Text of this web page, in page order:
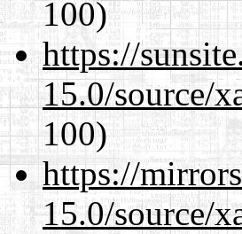
100)
https://
15.0/source/
100)
https://
15.0/source/